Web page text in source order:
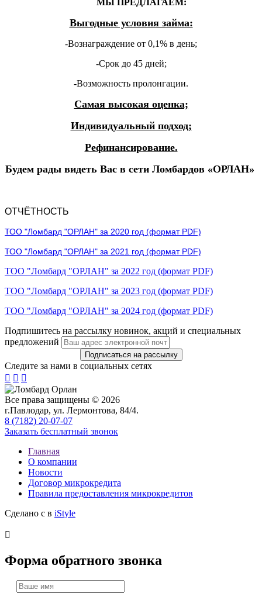
Выгодные условия займа:
-Вознаграждение от 0,1% в день;
-Срок до 45 дней;
-Возможность пролонгации.
Самая высокая оценка;
Индивидуальный подход;
Рефинансирование.
Будем рады видеть Вас в сети Ломбардов «ОРЛАН»
ОТЧЁТНОСТЬ
ТОО "Ломбард "ОРЛАН" за 2020 год (формат PDF)
ТОО "Ломбард "ОРЛАН" за 2021 год (формат PDF)
ТОО "Ломбард "ОРЛАН" за 2022 год (формат PDF)
ТОО "Ломбард "ОРЛАН" за 2023 год (формат PDF)
ТОО "Ломбард "ОРЛАН" за 2024 год (формат PDF)
Подпишитесь на рассылку новинок, акций и специальных
предложений
Следите за нами в социальных сетях
  
Все права защищены © 2026
г.Павлодар, ул. Лермонтова, 84/4.
8 (7182) 20-07-07
Заказать бесплатный звонок
Главная
О компании
Новости
Договор микрокредита
Правила предоставления микрокредитов
Сделано с в iStyle

Форма обратного звонка